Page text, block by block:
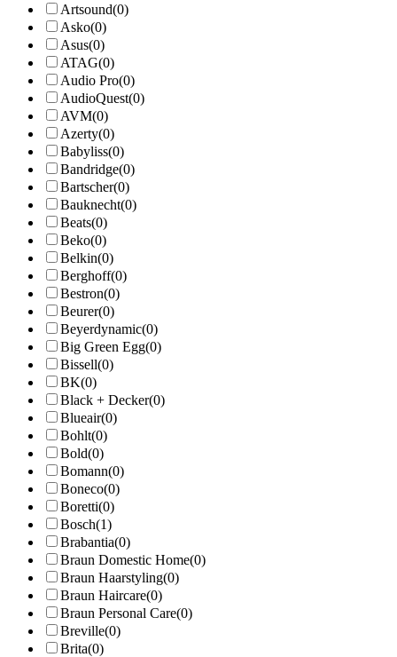
Artsound(0)
Asko(0)
Asus(0)
ATAG(0)
Audio Pro(0)
AudioQuest(0)
AVM(0)
Azerty(0)
Babyliss(0)
Bandridge(0)
Bartscher(0)
Bauknecht(0)
Beats(0)
Beko(0)
Belkin(0)
Berghoff(0)
Bestron(0)
Beurer(0)
Beyerdynamic(0)
Big Green Egg(0)
Bissell(0)
BK(0)
Black + Decker(0)
Blueair(0)
Bohlt(0)
Bold(0)
Bomann(0)
Boneco(0)
Boretti(0)
Bosch(1)
Brabantia(0)
Braun Domestic Home(0)
Braun Haarstyling(0)
Braun Haircare(0)
Braun Personal Care(0)
Breville(0)
Brita(0)